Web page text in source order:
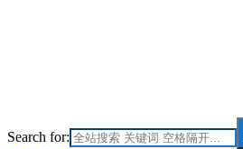
Search for: